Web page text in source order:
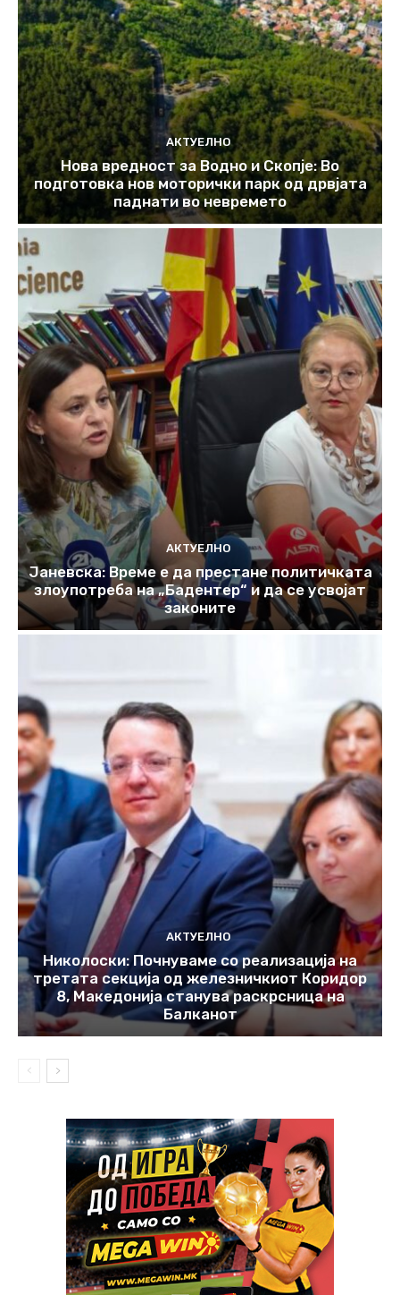
АКТУЕЛНО
Нова вредност за Водно и Скопје: Во
подготовка нов моторички парк од дрвјата
паднати во невремето
АКТУЕЛНО
Јаневска: Време е да престане политичката
злоупотреба на „Бадентер“ и да се усвојат
законите
АКТУЕЛНО
Николоски: Почнуваме со реализација на
третата секција од железничкиот Коридор
8, Македонија станува раскрсница на
Балканот